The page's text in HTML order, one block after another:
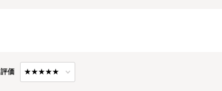
評価